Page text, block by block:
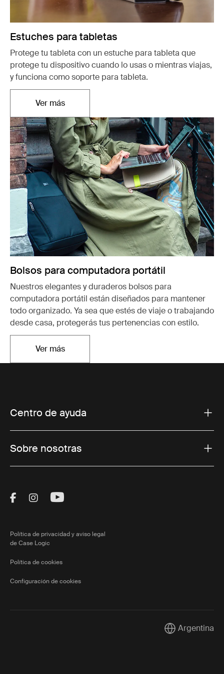
Estuches para tabletas
Protege tu tableta con un estuche para tableta que
protege tu dispositivo cuando lo usas o mientras viajas,
y funciona como soporte para tableta.
Ver másSe abre en una nueva pestaña
Bolsos para computadora portátil
Nuestros elegantes y duraderos bolsos para
computadora portátil están diseñados para mantener
todo organizado. Ya sea que estés de viaje o trabajando
desde casa, protegerás tus pertenencias con estilo.
Ver másSe abre en una nueva pestaña
Centro de ayuda
Sobre nosotras
Visit Thule on Facebook (external link)
Visit Thule on Instagram (external link)
Visit Thule on Youtube (external
Política de privacidad y aviso legal
de Case Logic
Política de cookies
Configuración de cookies
CurrentArgentina